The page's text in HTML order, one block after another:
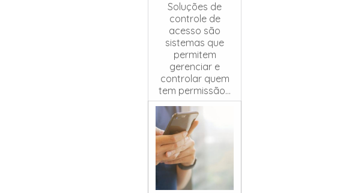
Soluções de
controle de
acesso são
sistemas que
permitem
gerenciar e
controlar quem
tem permissão...